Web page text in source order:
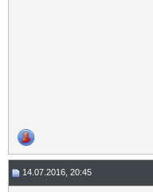
14.07.2016, 20:45